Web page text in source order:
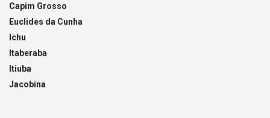
Capim Grosso
Euclides da Cunha
Ichu
Itaberaba
Itiuba
Jacobina